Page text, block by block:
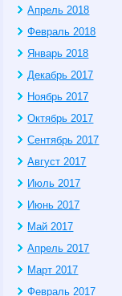
Апрель 2018
Февраль 2018
Январь 2018
Декабрь 2017
Ноябрь 2017
Октябрь 2017
Сентябрь 2017
Август 2017
Июль 2017
Июнь 2017
Май 2017
Апрель 2017
Март 2017
Февраль 2017